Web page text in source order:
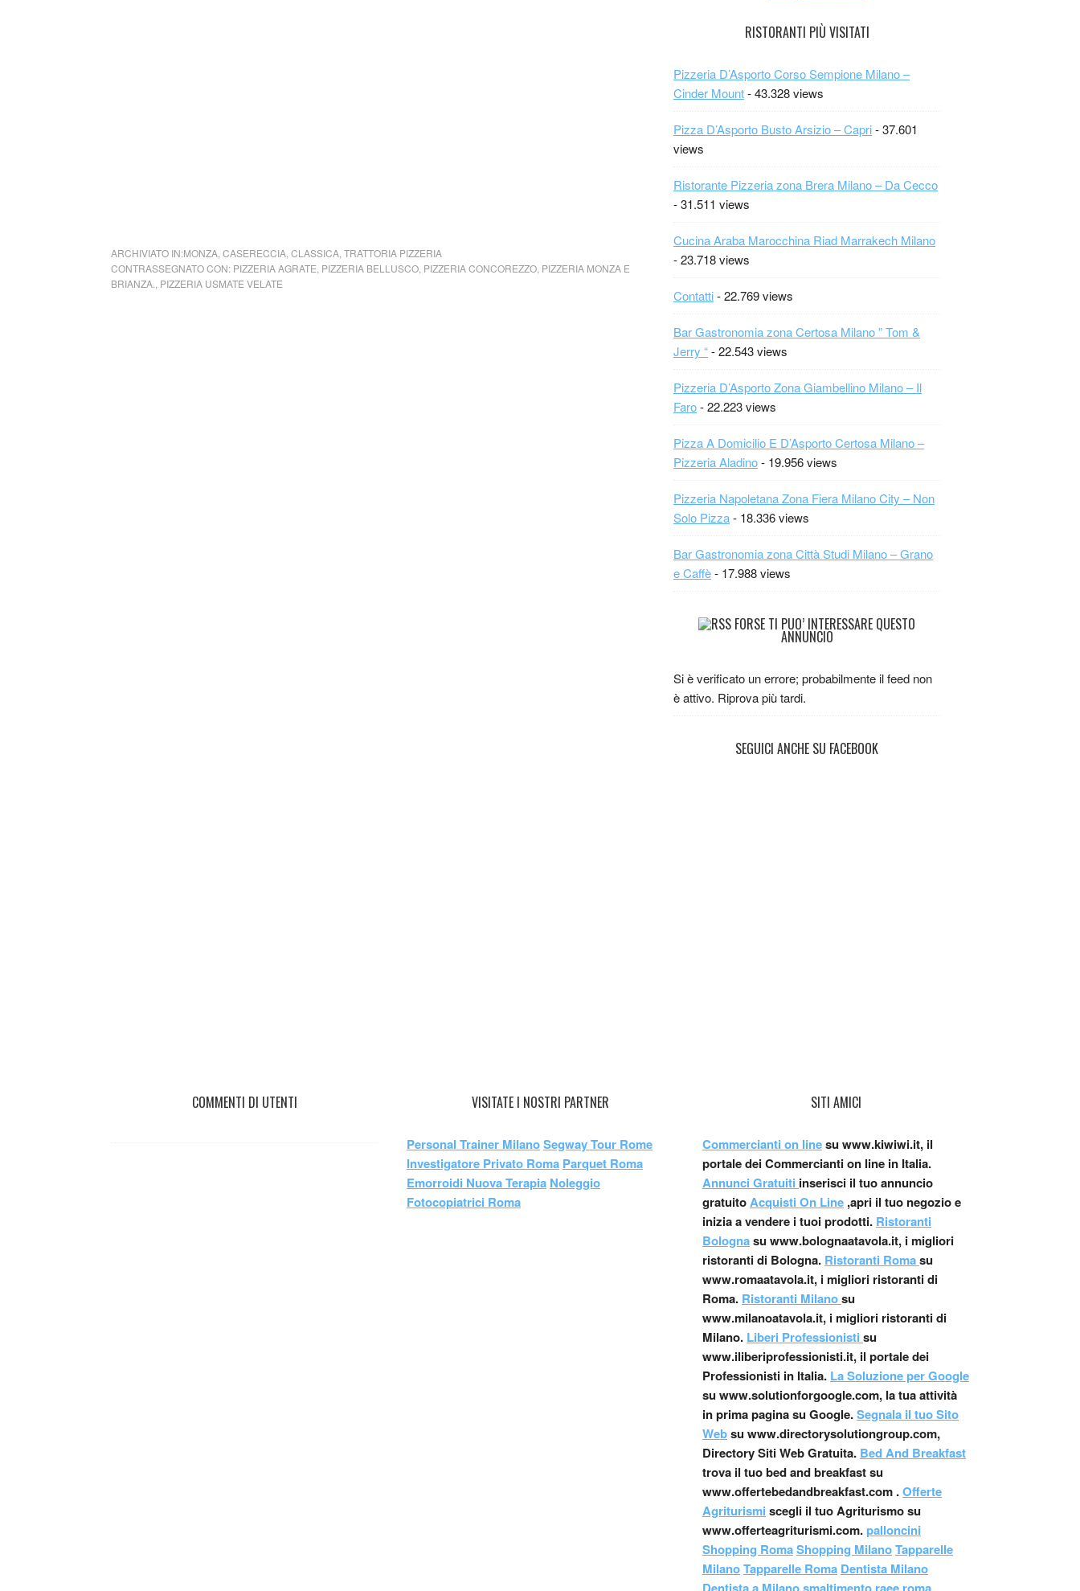
ARCHIVIATO IN:MONZA CASERECCIA CLASSICA TRATTORIA PIZZERIA
CONTRASSEGNATO CON: PIZZERIA AGRATE PIZZERIA BELLUSCO PIZZERIA CONCOREZZO PIZZERIA MONZA E
BRIANZA. PIZZERIA USMATE VELATE
RISTORANTI PIÙ VISITATI
Pizzeria D’Asporto Corso Sempione Milano –
Cinder Mount- 43.328 views
Pizza D’Asporto Busto Arsizio – Capri- 37.601
views
Ristorante Pizzeria zona Brera Milano – Da Cecco
- 31.511 views
Cucina Araba Marocchina Riad Marrakech Milano
- 23.718 views
Contatti- 22.769 views
Bar Gastronomia zona Certosa Milano ” Tom &
Jerry “- 22.543 views
Pizzeria D’Asporto Zona Giambellino Milano – Il
Faro- 22.223 views
Pizza A Domicilio E D’Asporto Certosa Milano –
Pizzeria Aladino- 19.956 views
Pizzeria Napoletana Zona Fiera Milano City – Non
Solo Pizza- 18.336 views
Bar Gastronomia zona Città Studi Milano – Grano
e Caffè- 17.988 views
FORSE TI PUO’ INTERESSARE QUESTO
ANNUNCIO
Si è verificato un errore; probabilmente il feed non
è attivo. Riprova più tardi.
SEGUICI ANCHE SU FACEBOOK
COMMENTI DI UTENTI VISITATE I NOSTRI PARTNER
Personal Trainer MilanoSegway Tour Rome
Investigatore Privato Roma Parquet Roma
Emorroidi Nuova Terapia Noleggio
Fotocopiatrici Roma
SITI AMICI
Commercianti on linesu www.kiwiwi.it, il
portale dei Commercianti on line in Italia.
Annunci Gratuiti inserisci il tuo annuncio
gratuitoAcquisti On Line ,apri il tuo negozio e
inizia a vendere i tuoi prodotti. Ristoranti
Bolognasu www.bolognaatavola.it, i migliori
ristoranti di Bologna. Ristoranti Romasu
www.romaatavola.it, i migliori ristoranti di
Roma. Ristoranti Milanosu
www.milanoatavola.it, i migliori ristoranti di
Milano. Liberi Professionisti su
www.iliberiprofessionisti.it, il portale dei
Professionisti in Italia. La Soluzione per Google
su www.solutionforgoogle.com, la tua attività
in prima pagina su Google.Segnala il tuo Sito
Websu www.directorysolutiongroup.com,
Directory Siti Web Gratuita. Bed And Breakfast
trova il tuo bed and breakfast su
www.offertebedandbreakfast.com .Offerte
Agriturismi scegli il tuo Agriturismo su
www.offerteagriturismi.com. palloncini
Shopping RomaShopping MilanoTapparelle
MilanoTapparelle Roma Dentista Milano
Dentista a Milanosmaltimento raee roma